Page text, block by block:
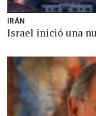
IRÁN
Israel inició una